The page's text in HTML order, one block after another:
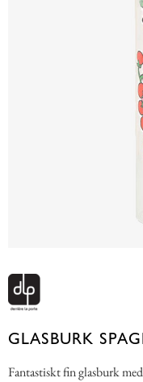
GLASBURK
Fantastiskt fin glasburk